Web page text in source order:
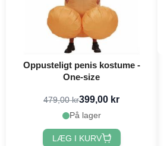
Oppusteligt penis kostume -
One-size
479,00 kr399,00 kr
På lager
LÆG I KURV